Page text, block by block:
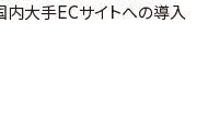
内大手ECサイトへの導入